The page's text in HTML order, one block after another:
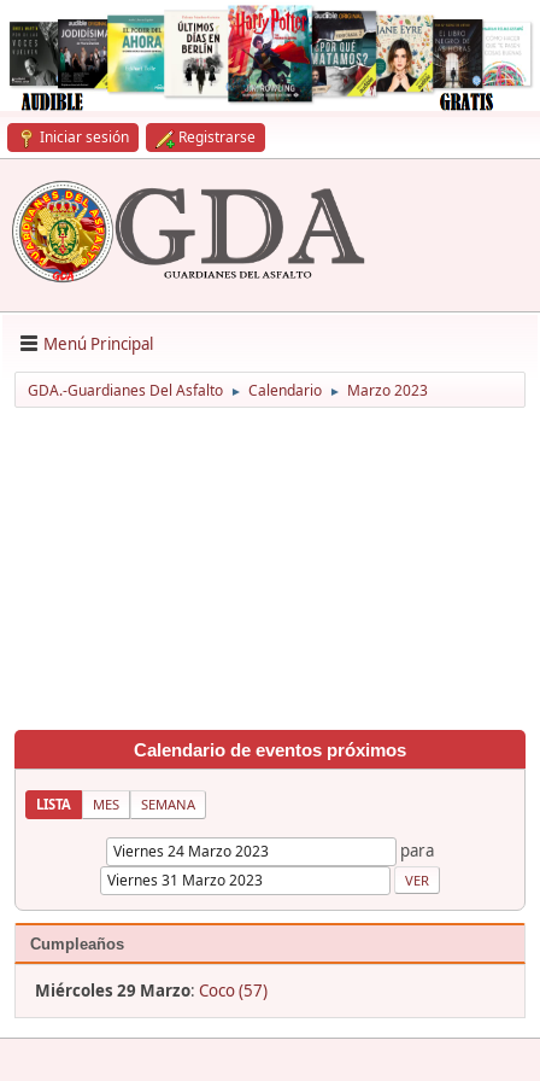
Iniciar sesión Registrarse
Menú Principal
GDA.-Guardianes Del Asfalto ► Calendario ► Marzo 2023
Calendario de eventos próximos
LISTA MES SEMANA
para
Cumpleaños
Miércoles 29 Marzo: Coco (57)